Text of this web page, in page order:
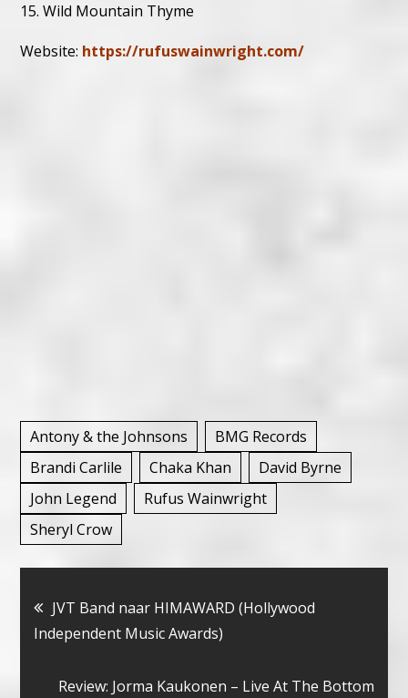
15. Wild Mountain Thyme
Website: https://rufuswainwright.com/
Antony & the Johnsons
BMG Records
Brandi Carlile
Chaka Khan
David Byrne
John Legend
Rufus Wainwright
Sheryl Crow
Bericht
navigatie
JVT Band naar HIMAWARD (Hollywood
Independent Music Awards)
Review: Jorma Kaukonen – Live At The Bottom